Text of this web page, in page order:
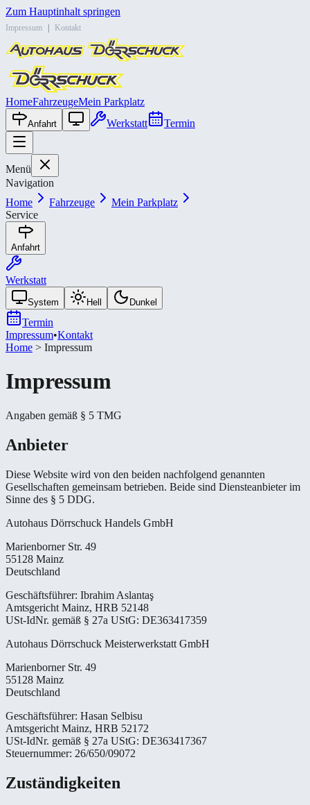
Zum Hauptinhalt springen
Impressum Kontakt
HomeFahrzeugeMein Parkplatz
Anfahrt Werkstatt Termin
Menü
Navigation
Home
Fahrzeuge
Mein Parkplatz
Service
Anfahrt
Werkstatt
System Hell Dunkel
Termin
Impressum•Kontakt
Home > Impressum
Impressum
Angaben gemäß § 5 TMG
Anbieter
Diese Website wird von den beiden nachfolgend genannten
Gesellschaften gemeinsam betrieben. Beide sind Diensteanbieter im
Sinne des § 5 DDG.
Autohaus Dörrschuck Handels GmbH
Marienborner Str. 49
55128 Mainz
Deutschland
Geschäftsführer: Ibrahim Aslantaş
Amtsgericht Mainz, HRB 52148
USt-IdNr. gemäß § 27a UStG: DE363417359
Autohaus Dörrschuck Meisterwerkstatt GmbH
Marienborner Str. 49
55128 Mainz
Deutschland
Geschäftsführer: Hasan Selbisu
Amtsgericht Mainz, HRB 52172
USt-IdNr. gemäß § 27a UStG: DE363417367
Steuernummer: 26/650/09072
Zuständigkeiten